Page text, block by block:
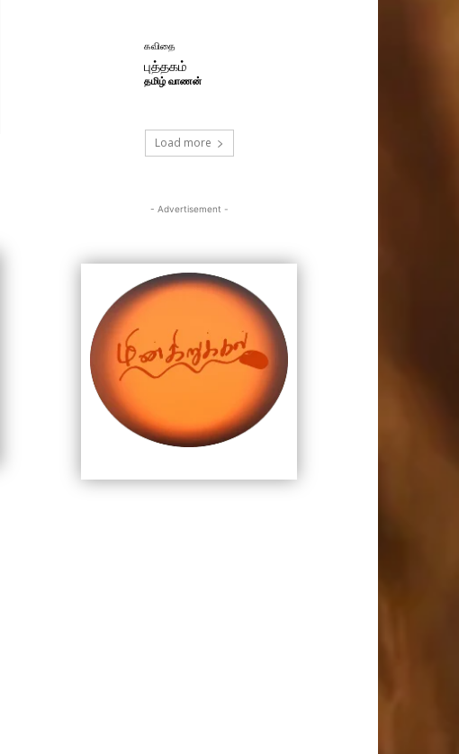
கவிதை
புத்தகம்
தமிழ் வாணன்
Load more
- Advertisement -